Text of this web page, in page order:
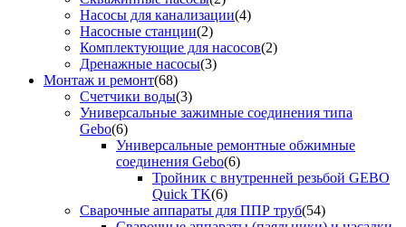
Насосы для канализации(4)
Насосные станции(2)
Комплектующие для насосов(2)
Дренажные насосы(3)
Монтаж и ремонт(68)
Счетчики воды(3)
Универсальные зажимные соединения типа
Gebo(6)
Универсальные ремонтные обжимные
соединения Gebo(6)
Тройник с внутренней резьбой GEBO
Quick TK(6)
Сварочные аппараты для ППР труб(54)